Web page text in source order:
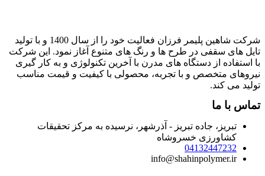
شرکت شاهین پلیمر فرزان فعالیت خود را از سال 1400 و با تولید
تایل های سقفی در طرح ها و رنگ های متنوع آغاز نمود. این شرکت
با استفاده از دستگاه های مدرن با آخرین تکنولوژی و به کار گیری
نیروهای متخصص و با تجربه، محصولی با کیفیت و قیمت مناسب
تولید می کند.
تماس با ما
تبریز، جاده تبریز - آذرشهر، نرسیده به مرکز تحقیقات
کشاورزی خسروشاه
04132447232
info@shahinpolymer.ir